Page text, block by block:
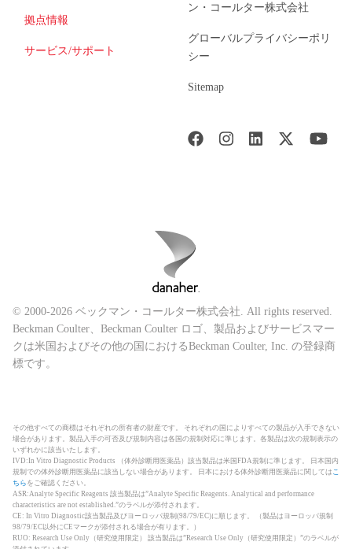
拠点情報
サービス/サポート
ン・コールター株式会社
グローバルプライバシーポリ
シー
Sitemap
© 2000-2026 ベックマン・コールター株式会社. All rights reserved.
Beckman Coulter、Beckman Coulter ロゴ、製品およびサービスマー
クは米国およびその他の国におけるBeckman Coulter, Inc. の登録商
標です。
その他すべての商標はそれぞれの所有者の財産です。 それぞれの国によりすべての製品が入手できない
場合があります。製品入手の可否及び規制内容は各国の規制対応に準じます。各製品は次の規制表示の
いずれかに該当いたします。
IVD:In Vitro Diagnostic Products （体外診断用医薬品）該当製品は米国FDA規制に準じます。 日本国内
規制での体外診断用医薬品に該当しない場合があります。 日本における体外診断用医薬品に関しては こ
ちら をご確認ください。
ASR:Analyte Specific Reagents 該当製品は”Analyte Specific Reagents. Analytical and performance
characteristics are not established.”のラベルが添付されます。
CE: In Vitro Diagnostic該当製品及びヨーロッパ規制(98/79/EC)に順じます。 （製品はヨーロッパ規制
98/79/EC以外にCEマークが添付される場合が有ります。）
RUO: Research Use Only（研究使用限定） 該当製品は”Research Use Only（研究使用限定）”のラベルが